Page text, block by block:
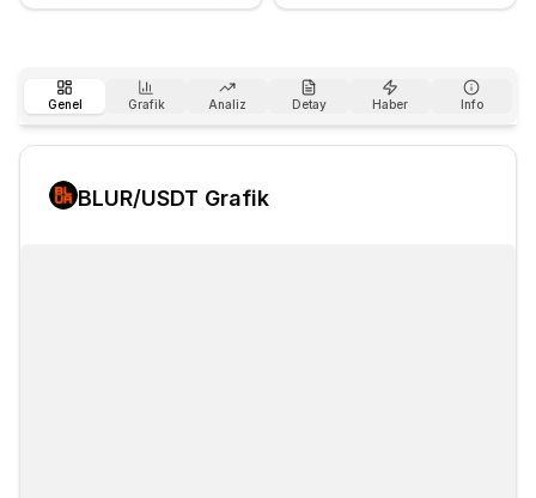
Genel Grafik Analiz Detay Haber Info
BLUR/USDT Grafik